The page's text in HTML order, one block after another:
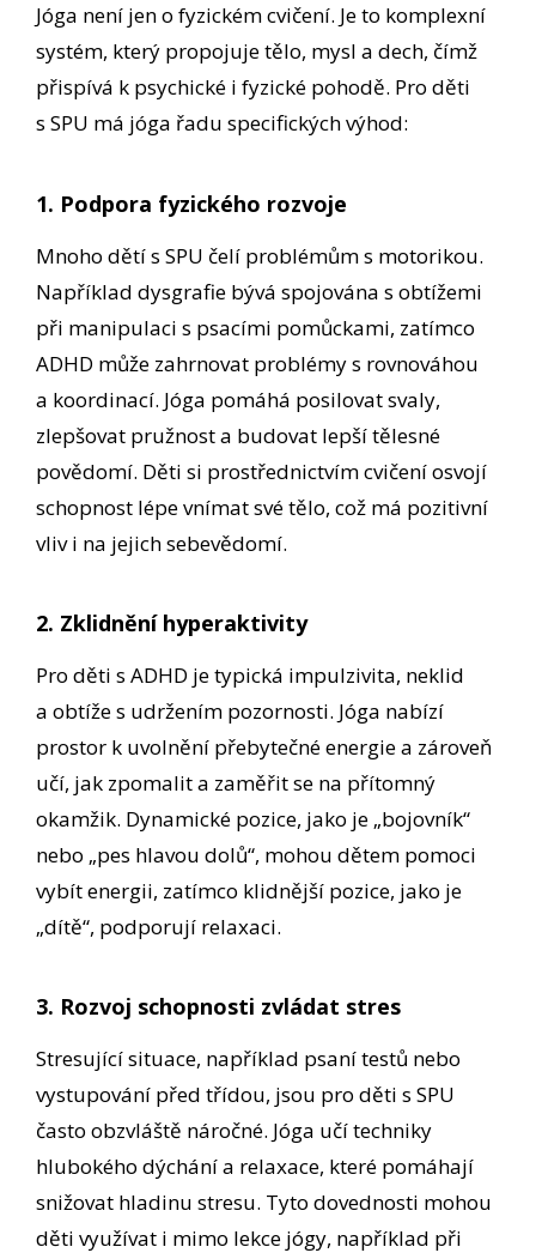
Jóga není jen o fyzickém cvičení. Je to komplexní
systém, který propojuje tělo, mysl a dech, čímž
přispívá k psychické i fyzické pohodě. Pro děti
s SPU má jóga řadu specifických výhod:
1. Podpora fyzického rozvoje
Mnoho dětí s SPU čelí problémům s motorikou.
Například dysgrafie bývá spojována s obtížemi
při manipulaci s psacími pomůckami, zatímco
ADHD může zahrnovat problémy s rovnováhou
a koordinací. Jóga pomáhá posilovat svaly,
zlepšovat pružnost a budovat lepší tělesné
povědomí. Děti si prostřednictvím cvičení osvojí
schopnost lépe vnímat své tělo, což má pozitivní
vliv i na jejich sebevědomí.
2. Zklidnění hyperaktivity
Pro děti s ADHD je typická impulzivita, neklid
a obtíže s udržením pozornosti. Jóga nabízí
prostor k uvolnění přebytečné energie a zároveň
učí, jak zpomalit a zaměřit se na přítomný
okamžik. Dynamické pozice, jako je „bojovník“
nebo „pes hlavou dolů“, mohou dětem pomoci
vybít energii, zatímco klidnější pozice, jako je
„dítě“, podporují relaxaci.
3. Rozvoj schopnosti zvládat stres
Stresující situace, například psaní testů nebo
vystupování před třídou, jsou pro děti s SPU
často obzvláště náročné. Jóga učí techniky
hlubokého dýchání a relaxace, které pomáhají
snižovat hladinu stresu. Tyto dovednosti mohou
děti využívat i mimo lekce jógy, například při